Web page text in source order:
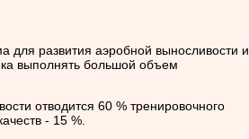
для развития аэробной выносливости и
выполнять большой объем
отводится 60 % тренировочного
- 15 %.